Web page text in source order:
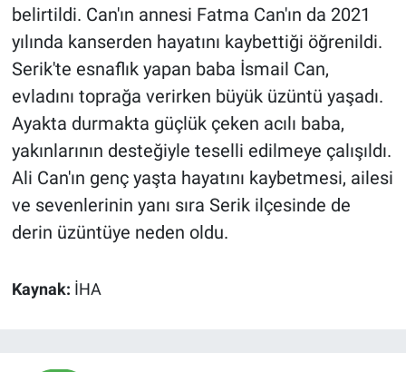
belirtildi. Can'ın annesi Fatma Can'ın da 2021
yılında kanserden hayatını kaybettiği öğrenildi.
Serik'te esnaflık yapan baba İsmail Can,
evladını toprağa verirken büyük üzüntü yaşadı.
Ayakta durmakta güçlük çeken acılı baba,
yakınlarının desteğiyle teselli edilmeye çalışıldı.
Ali Can'ın genç yaşta hayatını kaybetmesi, ailesi
ve sevenlerinin yanı sıra Serik ilçesinde de
derin üzüntüye neden oldu.
Kaynak: İHA